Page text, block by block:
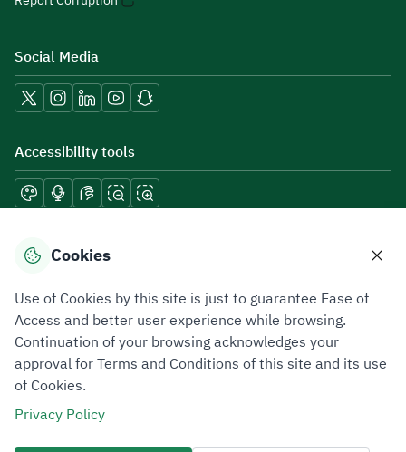
Social Media
Accessibility tools
Download mobile applications
Privacy PolicyTerms of UseSite Map
All rights reserved 2026 © ZATCA.GOV.SA
Developed and Maintained by Zakat, Tax and Customs Authority
Cookies
Use of Cookies by this site is just to guarantee Ease of
Access and better user experience while browsing.
Continuation of your browsing acknowledges your
approval for Terms and Conditions of this site and its use
of Cookies.
Privacy Policy